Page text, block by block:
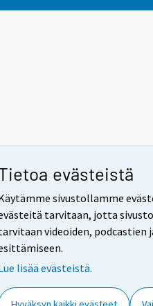
evästeistä
sivustollamme
tarvitaan, jotta
videoiden, podcastien
lisää evästeistä.